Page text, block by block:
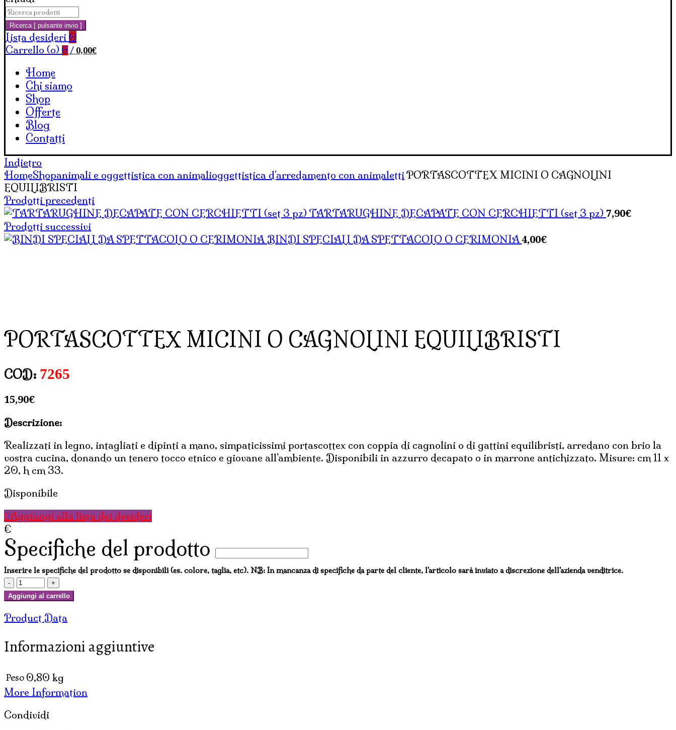
Carrello
Cerca:
Ricerca [ pulsante invio ]
Lista desideri 0
Carrello (o) 0 / 0,00€
Home
Chi siamo
Shop
Offerte
Blog
Contatti
Indietro
HomeShopanimali e oggettistica con animalioggettistica d'arredamento con animaletti PORTASCOTTEX MICINI O CAGNOLINI
EQUILIBRISTI
Prodotti precedenti
TARTARUGHINE DECAPATE CON CERCHIETTI (set 3 pz) 7,90€
Prodotti successivi
BINDI SPECIALI DA SPETTACOLO O CERIMONIA 4,00€
PORTASCOTTEX MICINI O CAGNOLINI EQUILIBRISTI
COD: 7265
15,90€
Descrizione:
Realizzati in legno, intagliati e dipinti a mano, simpaticissimi portascottex con coppia di cagnolini o di gattini equilibristi, arredano con brio la
vostra cucina, donando un tenero tocco etnico e giovane all’ambiente. Disponibili in azzurro decapato o in marrone antichizzato. Misure: cm 11 x
20, h cm 33.
Disponibile
Aggiungi alla lista dei desideri
€
Specifiche del prodotto
Inserire le specifiche del prodotto se disponibili (es. colore, taglia, etc). NB: In mancanza di specifiche da parte del cliente, l'articolo sarà inviato a discrezione dell'azienda venditrice.
PORTASCOTTEX
MICINI
CAGNOLINI
quantità
Aggiungi al carrello
Product Data
Informazioni aggiuntive
Peso 0,80 kg
More Information
Condividi